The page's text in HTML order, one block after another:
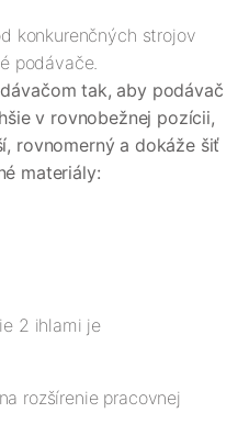
konkurenčných strojov
podávače.
tak, aby podávač
v rovnobežnej pozícii,
rovnomerný a dokáže šiť
materiály:
2 ihlami je
na rozšírenie pracovnej